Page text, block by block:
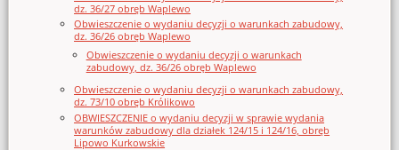
dz. 36/27 obręb Waplewo
Obwieszczenie o wydaniu decyzji o warunkach zabudowy,
dz. 36/26 obręb Waplewo
Obwieszczenie o wydaniu decyzji o warunkach
zabudowy, dz. 36/26 obręb Waplewo
Obwieszczenie o wydaniu decyzji o warunkach zabudowy,
dz. 73/10 obręb Królikowo
OBWIESZCZENIE o wydaniu decyzji w sprawie wydania
warunków zabudowy dla działek 124/15 i 124/16, obręb
Lipowo Kurkowskie